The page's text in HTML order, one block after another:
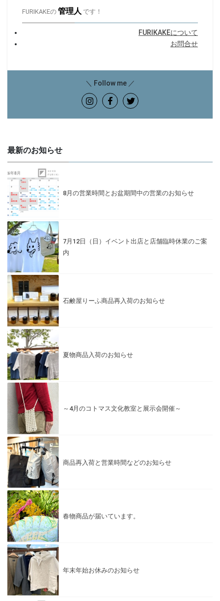
FURIKAKEの 管理人 です！
FURIKAKEについて
お問合せ
＼ Follow me ／
最新のお知らせ
8月の営業時間とお盆期間中の営業のお知らせ
7月12日（日）イベント出店と店舗臨時休業のご案
内
石鹸屋りーふ商品再入荷のお知らせ
夏物商品入荷のお知らせ
～4月のコトマス文化教室と展示会開催～
商品再入荷と営業時間などのお知らせ
春物商品が届いています。
年末年始お休みのお知らせ